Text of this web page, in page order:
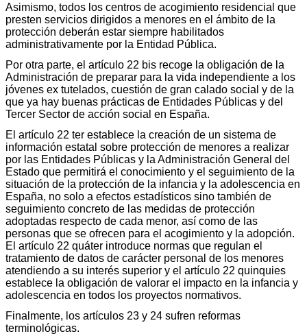
Asimismo, todos los centros de acogimiento residencial que
presten servicios dirigidos a menores en el ámbito de la
protección deberán estar siempre habilitados
administrativamente por la Entidad Pública.
Por otra parte, el artículo 22 bis recoge la obligación de la
Administración de preparar para la vida independiente a los
jóvenes ex tutelados, cuestión de gran calado social y de la
que ya hay buenas prácticas de Entidades Públicas y del
Tercer Sector de acción social en España.
El artículo 22 ter establece la creación de un sistema de
información estatal sobre protección de menores a realizar
por las Entidades Públicas y la Administración General del
Estado que permitirá el conocimiento y el seguimiento de la
situación de la protección de la infancia y la adolescencia en
España, no solo a efectos estadísticos sino también de
seguimiento concreto de las medidas de protección
adoptadas respecto de cada menor, así como de las
personas que se ofrecen para el acogimiento y la adopción.
El artículo 22 quáter introduce normas que regulan el
tratamiento de datos de carácter personal de los menores
atendiendo a su interés superior y el artículo 22 quinquies
establece la obligación de valorar el impacto en la infancia y
adolescencia en todos los proyectos normativos.
Finalmente, los artículos 23 y 24 sufren reformas
terminológicas.